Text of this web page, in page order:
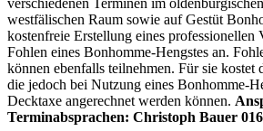
westfälischen Raum sowie auf Gestüt
kostenfreie Erstellung eines professionellen
Fohlen eines Bonhomme-Hengstes an.
können ebenfalls teilnehmen. Für sie kostet
die jedoch bei Nutzung eines Bonhomme-
Decktaxe angerechnet werden können.
Terminabsprachen: Christoph Bauer